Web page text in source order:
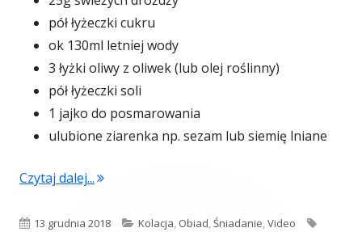
pół łyżeczki cukru
ok 130ml letniej wody
3 łyżki oliwy z oliwek (lub olej roślinny)
pół łyżeczki soli
1 jajko do posmarowania
ulubione ziarenka np. sezam lub siemię lniane
Czytaj dalej..."Paszteciki wigilijne – pieczone drożdżowe
Opublikowano
13 grudnia 2018 Kategorie
Kolacja, Obiad,Śniadanie,Video